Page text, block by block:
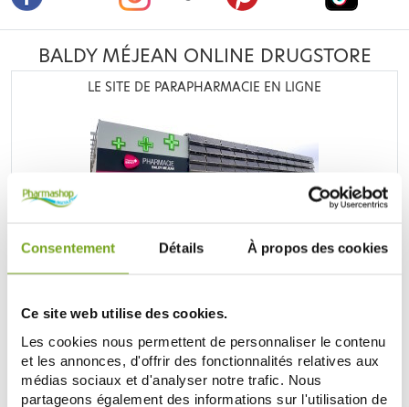
Consentement Détails À propos des cookies
Ce site web utilise des cookies.
Les cookies nous permettent de personnaliser le contenu
et les annonces, d'offrir des fonctionnalités relatives aux
médias sociaux et d'analyser notre trafic. Nous
partageons également des informations sur l'utilisation de
BALDY MÉJEAN ONLINE DRUGSTORE
LE SITE DE PARAPHARMACIE EN LIGNE
20 000 références
nombreuses offres et promotions ainsi que toutes vos
marques préférées,
Lancaster, IT cosmetics ... Bénéficiez de nos promotions et
soyez à l'affût de nos nouveautés sur les produits de la
parapharmacie, les produits de beauté, les produits bio...
DISCOVER THE PARAPHARMACY